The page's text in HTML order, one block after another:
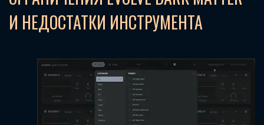
И НЕДОСТАТКИ ИНСТРУМЕНТА